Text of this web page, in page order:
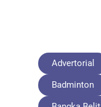
Advertorial
Badminton